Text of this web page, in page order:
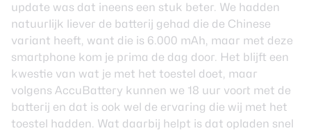
update was dat ineens een stuk beter. We hadden
natuurlijk liever de batterij gehad die de Chinese
variant heeft, want die is 6.000 mAh, maar met deze
smartphone kom je prima de dag door. Het blijft een
kwestie van wat je met het toestel doet, maar
volgens AccuBattery kunnen we 18 uur voort met de
batterij en dat is ook wel de ervaring die wij met het
toestel hadden. Wat daarbij helpt is dat opladen snel